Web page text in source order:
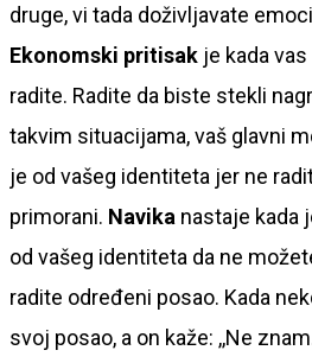
druge, vi tada doživljavate
Ekonomski pritisak je kada
radite. Radite da biste stekli
takvim situacijama, vaš glavni
je od vašeg identiteta jer ne
primorani. Navika nastaje kada
od vašeg identiteta da ne
radite određeni posao. Kada
svoj posao, a on kaže: ,,Ne